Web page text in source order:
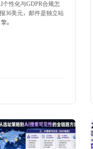
性化与GDPR合规怎
36美元，邮件是独立站
。